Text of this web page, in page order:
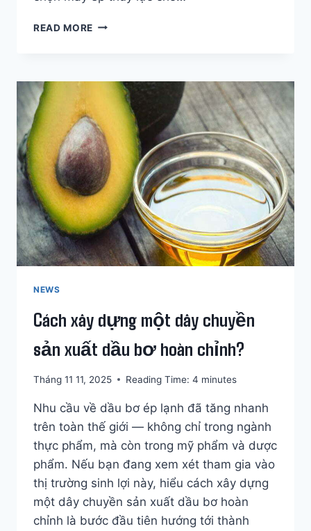
READ MORE CÁCH
DẦU
CAO
THỦY
LỰC
PHÙ
HỢP
NHƯ
THẾ
NÀO?
NEWS
Cách xây dựng một dây chuyền
sản xuất dầu bơ hoàn chỉnh?
Tháng 11 11, 2025 Reading Time: 4 minutes
Nhu cầu về dầu bơ ép lạnh đã tăng nhanh
trên toàn thế giới — không chỉ trong ngành
thực phẩm, mà còn trong mỹ phẩm và dược
phẩm. Nếu bạn đang xem xét tham gia vào
thị trường sinh lợi này, hiểu cách xây dựng
một dây chuyền sản xuất dầu bơ hoàn
chỉnh là bước đầu tiên hướng tới thành